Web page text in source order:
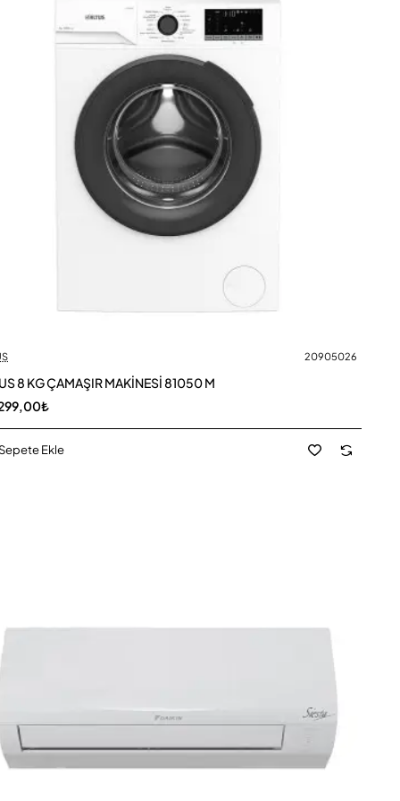
20905026
8 KG ÇAMAŞIR MAKİNESİ 81050 M
Ekle